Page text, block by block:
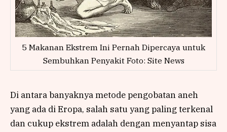
5 Makanan Ekstrem Ini Pernah Dipercaya untuk
Sembuhkan Penyakit Foto: Site News
Di antara banyaknya metode pengobatan aneh
yang ada di Eropa, salah satu yang paling terkenal
dan cukup ekstrem adalah dengan menyantap sisa